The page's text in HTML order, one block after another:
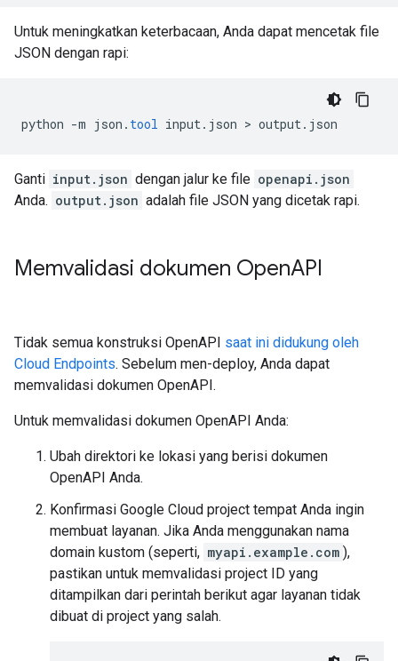
Untuk meningkatkan keterbacaan, Anda dapat mencetak file
JSON dengan rapi:
python -m json . tool input. json > output. json
Ganti input.json dengan jalur ke file openapi.json
Anda. output.json adalah file JSON yang dicetak rapi.
Memvalidasi dokumen OpenAPI
Tidak semua konstruksi OpenAPI saat ini didukung oleh
Cloud Endpoints. Sebelum men-deploy, Anda dapat
memvalidasi dokumen OpenAPI.
Untuk memvalidasi dokumen OpenAPI Anda:
Ubah direktori ke lokasi yang berisi dokumen
OpenAPI Anda.
Konfirmasi Google Cloud project tempat Anda ingin
membuat layanan. Jika Anda menggunakan nama
domain kustom (seperti, myapi.example.com ),
pastikan untuk memvalidasi project ID yang
ditampilkan dari perintah berikut agar layanan tidak
dibuat di project yang salah.